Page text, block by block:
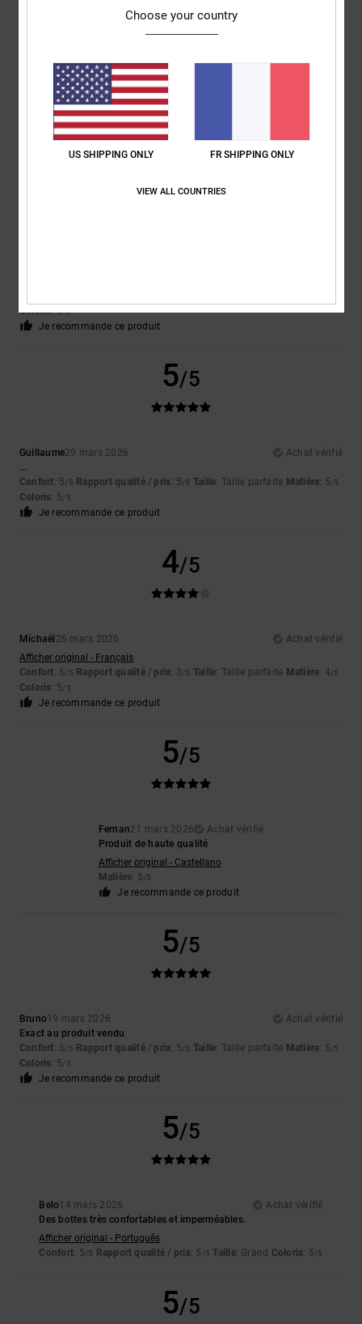
résistantes
Afficher original - English
Confort: 5/5 Rapport qualité / prix
Je recommande ce produit
Coloris: 5/5
Je recommande ce produit
5/5
Guillaume29 mars 2026
Achat vérifié
...
Confort: 5/5 Rapport qualité / prix: 5/5 Taille: Taille parfaite Matière: 5/5
Coloris: 5/5
Je recommande ce produit
4/5
Michaël 26 mars 2026
Achat vérifié
Afficher original - Français
Confort: 5/5 Rapport qualité / prix: 3/5 Taille: Taille parfaite Matière: 4/5
Coloris: 5/5
Je recommande ce produit
5/5
Fernan21 mars 2026
Achat vérifié
Produit de haute qualité
Afficher original - Castellano
Matière: 5/5
Je recommande ce produit
5/5
Bruno19 mars 2026
Achat vérifié
Exact au produit vendu
Confort: 5/5 Rapport qualité / prix: 5/5 Taille: Taille parfaite Matière: 5/5
Coloris: 5/5
Je recommande ce produit
5/5
Belo14 mars 2026
Achat vérifié
Des bottes très confortables et imperméables.
Afficher original - Português
Confort: 5/5 Rapport qualité / prix: 5 /5 Taille: Grand Coloris: 5/5
5/5
Choose your country
US SHIPPING ONLY FR SHIPPING ONLY
VIEW ALL COUNTRIES